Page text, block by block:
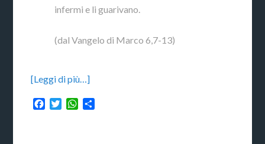
infermi e li guarivano.
(dal Vangelo di Marco 6,7-13)
[Leggi di più…]
Facebook
TwitterWhatsApp